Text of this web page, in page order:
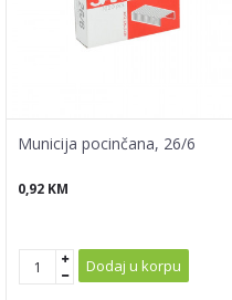
Municija pocinčana, 26/6
0,92 KM
Dodaj u korpu